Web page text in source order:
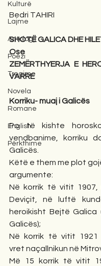
Kulturë
Lajme
Antologji
Poezi
Tregime
Novela
Romane
English
Përkthime
Bedri TAHIRI
SHOTË GALICA DHE
Ose
ZEMËRTHYERJA E
VARRE
Korriku- muaj i Galicës
Po të kishte
vendbanime, korriku
Galicës.
Këtë e them me plot
argumente:
Në korrik të vitit
Deviçit, në luftë
heroikisht Bejtë Galica
Galicës);
Në korrik të vitit 1921
vret naçallnikun në
Më 15 korrik të vitit